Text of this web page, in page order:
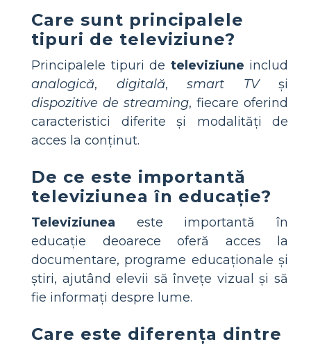
Care sunt principalele
tipuri de televiziune?
Principalele tipuri de televiziune includ
analogică, digitală, smart TVși
dispozitive de streaming, fiecare oferind
caracteristici diferite și modalități de
acces la conținut.
De ce este importantă
televiziunea în educație?
Televiziunea este importantă în
educație deoarece oferă acces la
documentare, programe educaționale și
știri, ajutând elevii să învețe vizual și să
fie informați despre lume.
Care este diferența dintre